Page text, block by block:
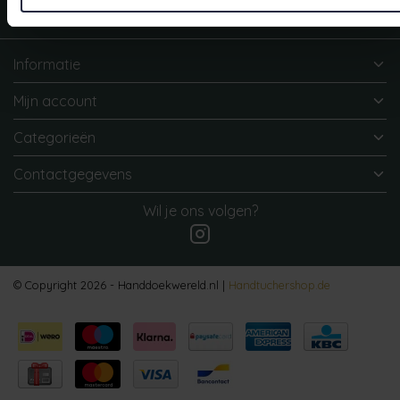
Informatie
Mijn account
Categorieën
Contactgegevens
Wil je ons volgen?
© Copyright 2026 - Handdoekwereld.nl | Handtuchershop.de